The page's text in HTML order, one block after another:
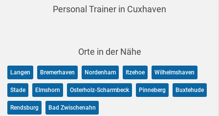
Personal Trainer in Cuxhaven
Orte in der Nähe
Langen Bremerhaven Nordenham Itzehoe Wilhelmshaven
Stade Elmshorn Osterholz-Scharmbeck Pinneberg Buxtehude
Rendsburg Bad Zwischenahn